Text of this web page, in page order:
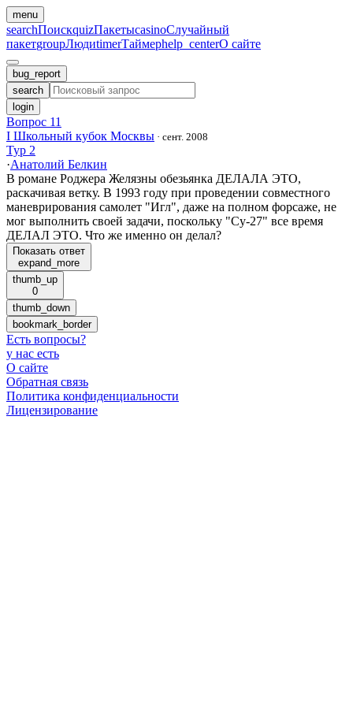
menu
searchПоискquizПакетыcasinoСлучайный
пакетgroupЛюдиtimerТаймерhelp_centerО сайте
bug_report
search
login
Вопрос 11
I Школьный кубок Москвы · сент. 2008
Тур 2
·Анатолий Белкин
В романе Роджера Желязны обезьянка ДЕЛАЛА ЭТО,
раскачивая ветку. В 1993 году при проведении совместного
маневрирования самолет "Игл", даже на полном форсаже, не
мог выполнить своей задачи, поскольку "Су-27" все время
ДЕЛАЛ ЭТО. Что же именно он делал?
Показать ответ
expand_more
thumb_up
0
thumb_down
bookmark_border
Есть вопросы?
у нас есть
О сайте
Обратная связь
Политика конфиденциальности
Лицензирование